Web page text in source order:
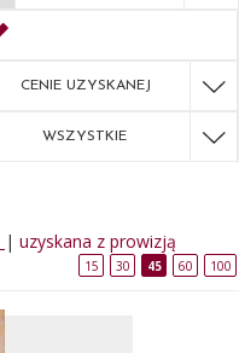
CENIE UZYSKANEJ
WSZYSTKIE
| uzyskana z prowizją
15 30 45 60 100